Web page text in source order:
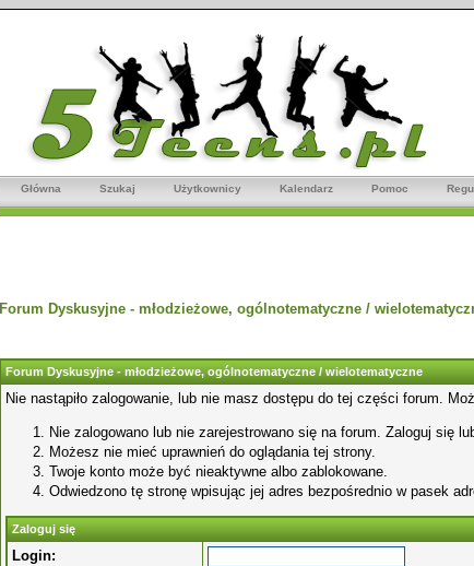
Główna Szukaj Użytkownicy Kalendarz Pomoc
Forum Dyskusyjne - młodzieżowe, ogólnotematyczne /
Forum Dyskusyjne - młodzieżowe, ogólnotematyczne / wielotematyczne
Nie nastąpiło zalogowanie, lub nie masz dostępu do tej części forum.
Nie zalogowano lub nie zarejestrowano się na forum. Zaloguj się
Możesz nie mieć uprawnień do oglądania tej strony.
Twoje konto może być nieaktywne albo zablokowane.
Odwiedzono tę stronę wpisując jej adres bezpośrednio w pasek
Zaloguj się
Login: